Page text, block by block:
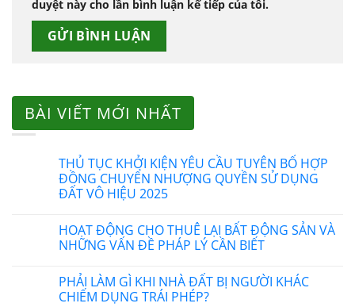
duyệt này cho lần bình luận kế tiếp của tôi.
BÀI VIẾT MỚI NHẤT
THỦ TỤC KHỞI KIỆN YÊU CẦU TUYÊN BỐ HỢP
ĐỒNG CHUYỂN NHƯỢNG QUYỀN SỬ DỤNG
ĐẤT VÔ HIỆU 2025
HOẠT ĐỘNG CHO THUÊ LẠI BẤT ĐỘNG SẢN VÀ
NHỮNG VẤN ĐỀ PHÁP LÝ CẦN BIẾT
PHẢI LÀM GÌ KHI NHÀ ĐẤT BỊ NGƯỜI KHÁC
CHIẾM DỤNG TRÁI PHÉP?